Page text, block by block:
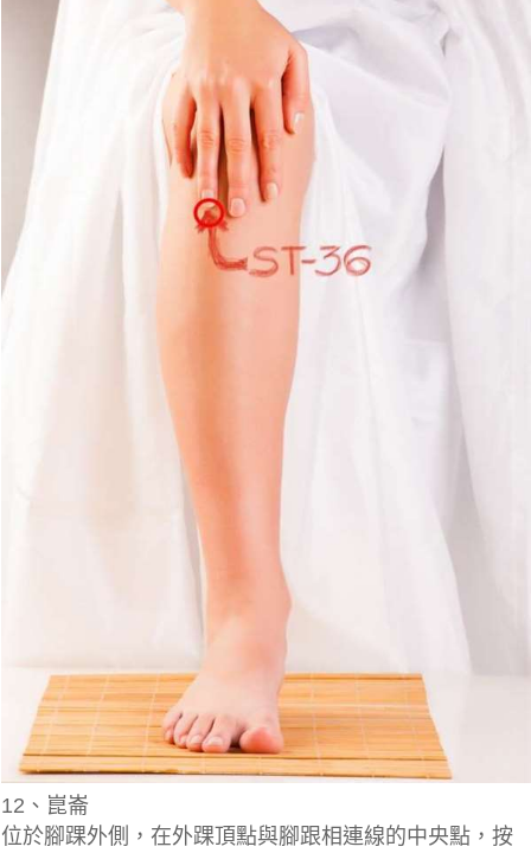
12、崑崙
位於腳踝外側，在外踝頂點與腳跟相連線的中央點，按